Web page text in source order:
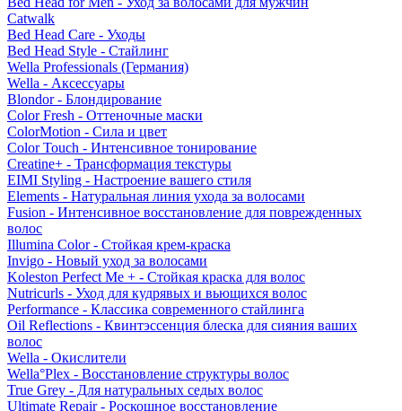
Catwalk
Bed Head Care - Уходы
Bed Head Style - Стайлинг
Wella Professionals (Германия)
Wella - Аксессуары
Blondor - Блондирование
Color Fresh - Оттеночные маски
ColorMotion - Сила и цвет
Color Touch - Интенсивное тонирование
Creatine+ - Трансформация текстуры
EIMI Styling - Настроение вашего стиля
Elements - Натуральная линия ухода за волосами
Fusion - Интенсивное восстановление для поврежденных
волос
Illumina Color - Стойкая крем-краска
Invigo - Новый уход за волосами
Koleston Perfect Me + - Стойкая краска для волос
Nutricurls - Уход для кудрявых и вьющихся волос
Performance - Классика современного стайлинга
Oil Reflections - Квинтэссенция блеска для сияния ваших
волос
Wella - Окислители
Wella°Plex - Восстановление структуры волос
True Grey - Для натуральных седых волос
Ultimate Repair - Роскошное восстановление